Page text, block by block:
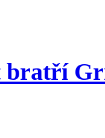
bratří